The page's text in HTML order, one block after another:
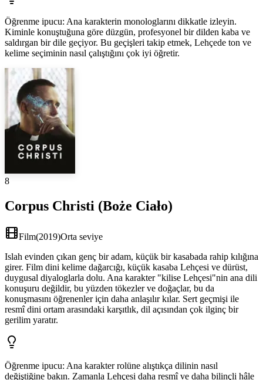
Öğrenme ipucu: Ana karakterin monologlarını dikkatle izleyin.
Kiminle konuştuğuna göre düzgün, profesyonel bir dilden kaba ve
saldırgan bir dile geçiyor. Bu geçişleri takip etmek, Lehçede ton ve
kelime seçiminin nasıl çalıştığını çok iyi öğretir.
8
Corpus Christi (Boże Ciało)
Film(2019)Orta seviye
Islah evinden çıkan genç bir adam, küçük bir kasabada rahip kılığına
girer. Film dini kelime dağarcığı, küçük kasaba Lehçesi ve dürüst,
duygusal diyaloglarla dolu. Ana karakter "kilise Lehçesi"nin ana dili
konuşuru değildir, bu yüzden tökezler ve doğaçlar, bu da
konuşmasını öğrenenler için daha anlaşılır kılar. Sert geçmişi ile
resmî dini ortam arasındaki karşıtlık, dil açısından çok ilginç bir
gerilim yaratır.
Öğrenme ipucu: Ana karakter rolüne alıştıkça dilinin nasıl
değiştiğine bakın. Zamanla Lehçesi daha resmî ve daha bilinçli hâle